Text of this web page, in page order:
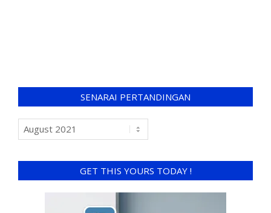
SENARAI PERTANDINGAN
GET THIS YOURS TODAY !